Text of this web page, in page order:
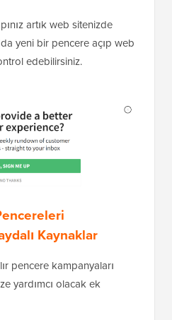
artık web sitenizde
yeni bir pencere açıp web
edebilirsiniz.
Kaynaklar
pencere kampanyaları
yardımcı olacak ek